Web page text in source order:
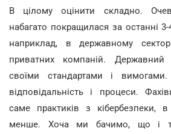
В цілому оцінити складно.
набагато покращилася за останні
наприклад, в державному
приватних компаній.
своїми стандартами і
відповідальність і процеси.
саме практиків з кібербезпеки,
менше. Хоча ми бачимо, що і